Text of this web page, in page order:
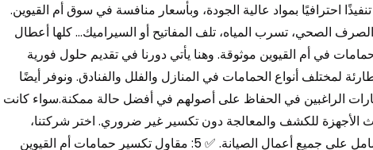
احترافيًا بمواد عالية الجودة، وبأسعار منافسة في سوق أم القيوين.
الصحي، تسرب المياه، تلف المفاتيح أو السيراميك… كلها أعطال
في أم القيوين موثوقة. وهنا يأتي دورنا في تقديم حلول فورية
لمختلف أنواع الحمامات في المنازل والفلل والفنادق. ونوفر أيضًا
الراغبين في الحفاظ على أصولهم في أفضل حالة ممكنة.سواء كانت
الأجهزة للكشف والمعالجة دون تكسير غير ضروري. اختر شركتنا،
واستمتع بحمام خالٍ من المشاكل، مع ضمان شامل على جميع أعمال الصيانة. ✅ 5: مقاول تكسير حمامات أم القيوين